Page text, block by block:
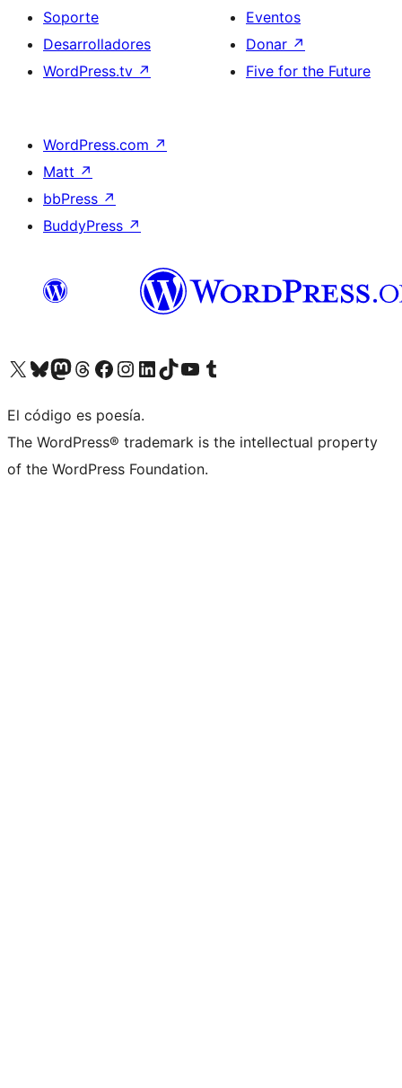
Soporte
Desarrolladores
WordPress.tv ↗
Eventos
Donar ↗
Five for the Future
WordPress.com ↗
Matt ↗
bbPress ↗
BuddyPress ↗
Visitá nuestra cuenta de X (anteriormente Twitter)
Visitá nuestra cuenta de Bluesky
Visitá nuestra cuenta de Mastodon
Visitá nuestra cuenta de Threads
Visitá nuestra página de Facebook
Visitá nuestra cuenta de Instagram
Visitá nuestra cuenta de LinkedIn
Visitá nuestra cuenta de TikTok
Visitá nuestro canal de YouTube
Visitá nuestra cuenta de Tumblr
El código es poesía.
The WordPress® trademark is the intellectual property
of the WordPress Foundation.